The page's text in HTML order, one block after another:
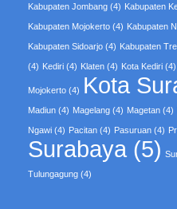
Kabupaten Jombang (4) Kabupaten
Kabupaten Mojokerto (4) Kabupaten
Kabupaten Sidoarjo (4) Kabupaten
(4) Kediri (4) Klaten (4) Kota Kediri (4)
Mojokerto (4) Kota
Madiun (4) Magelang (4) Magetan (4)
Ngawi (4) Pacitan (4) Pasuruan (4)
Surabaya (5)
Tulungagung (4)